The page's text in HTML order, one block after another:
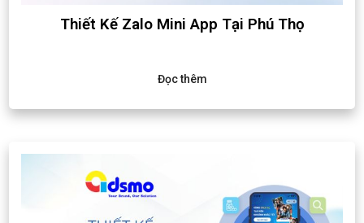
Thiết Kế Zalo Mini App Tại Phú Thọ
Đọc thêm